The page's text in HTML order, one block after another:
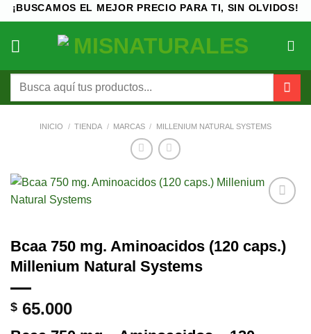
Saltar
al
contenido
¡BUSCAMOS EL MEJOR PRECIO PARA TI, SIN OLVIDOS!
Buscar
INICIO / TIENDA / MARCAS / MILLENIUM NATURAL SYSTEMS
lista de
deseos
Bcaa 750 mg. Aminoacidos (120 caps.)
Millenium Natural Systems
$ 65.000